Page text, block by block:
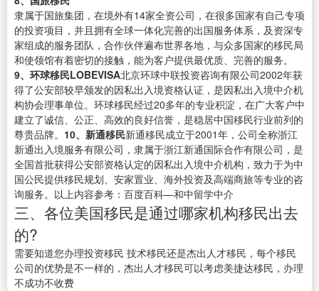
隶属于国旅集团，在境外有14家全资公司，在很多国家有自己专项
的投资项目，并且拥有全球一体化完善的出国服务体系，及资深专
家组成的服务团队，合作伙伴遍布世界各地，与众多国家的移民局
和使领馆有着密切的接触，能为客户提供最优质、完善的服务。
9、环球移民LOBEVISA北京环球中联投资咨询有限公司2002年获
得了公安部较早颁发的因私出入境资格认证，是因私出入境中介机
构协会理事单位。环球移民经过20多年的专业积淀，在广大客户中
建立了诚信、公正、高效的良好信誉，是稳居中国移民行业前列的
尊贵品牌。 10、新通移民新通移民成立于2001年，公司全称浙江
新通出入境服务有限公司，隶属于浙江新通国际合作有限公司，是
全国首批获得公安部资格认定的因私出入境中介机构，致力于为中
国公民提供移民规划、安家置业、海外投资及高端商旅等专业的咨
询服务。以上内容参考：百度百科—和中留学中介
三、各位美国移民是通过哪家机构移民出去
的?
需要知道您办理投资移民 技术移民还是杰出人才移民，每个移民
公司的优势是不一样的，杰出人才移民可以考虑美捷达移民，办理
不成功不收费